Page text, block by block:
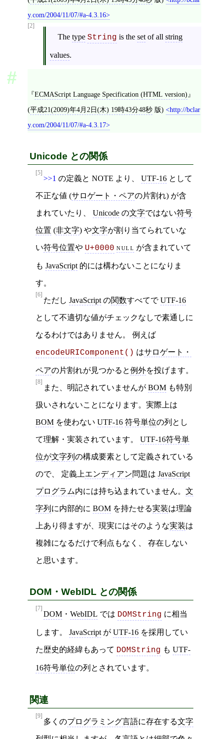
y.com/2004/11/07/#a-4.3.16
[2]
The type String is the setof all string
values.
ECMAScript Language Specification (HTML version)
(平成21(2009)年4月2日(木) 19時43分48秒 版)
http://bclar
y.com/2004/11/07/#a-4.3.17
Unicode との関係
[5]
>>1 の定義と NOTE より、 UTF-16 として
不正な値 (サロゲート・ペアの片割れ) が含
まれていたり、 Unicode の文字ではない符号
位置 (非文字) や文字が割り当てられていな
い符号位置や U+0000 null が含まれていて
も JavaScript 的には構わないことになりま
す。
[6]
ただし JavaScript の関数すべてでUTF-16
として不適切な値がチェックなしで素通しに
なるわけではありません。 例えば
encodeURIComponent () はサロゲート・
ペアの片割れが見つかると例外を投げます。
[8]
また、明記されていませんが BOM も特別
扱いされないことになります。実際上は
BOM を使わない UTF-16 符号単位の列とし
て理解・実装されています。 UTF-16符号単
位が文字列 の構成要素として定義されている
ので、 定義上エンディアン問題は JavaScript
プログラム内には持ち込まれていません。 文
字列 に内部的に BOM を持たせる実装は理論
上あり得ますが、現実にはそのような実装は
複雑になるだけで利点もなく、 存在しない
と思います。
DOM・WebIDL との関係
[7]
DOM ・ WebIDL では DOMString に相当
します。 JavaScript が UTF-16 を採用してい
た歴史的経緯もあって DOMString も UTF-
16符号単位の列とされています。
関連
[9]
多くのプログラミング言語に存在する文字